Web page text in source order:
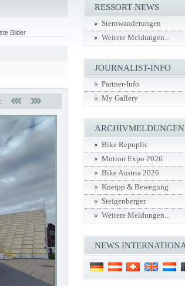
Bilder
RESSORT-NEWS
Sternwanderungen
Weitere Meldungen...
JOURNALIST-INFO
Partner-Info
My Gallery
ARCHIVMELDUNGEN
Bike Repuplic
Motion Expo 2026
Bike Austria 2026
Kneipp & Bewegung
Steigenberger
Weitere Meldungen...
NEWS